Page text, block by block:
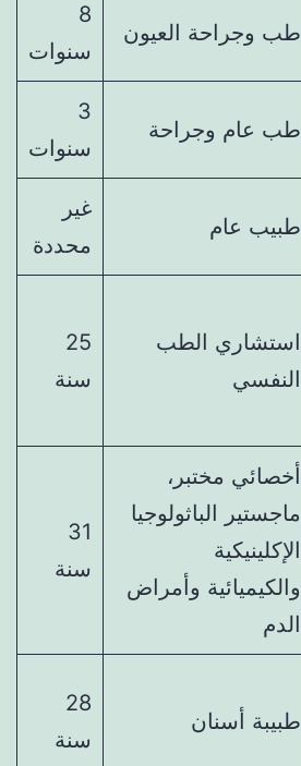
طب وجراحة العيون
8
سنوات
طب عام وجراحة
3
سنوات
طبيب عام
غير
محددة
استشاري الطب
النفسي
25
سنة
أخصائي مختبر،
ماجستير الباثولوجيا
الإكلينيكية
والكيميائية وأمراض
الدم
31
سنة
طبيبة أسنان
28
سنة